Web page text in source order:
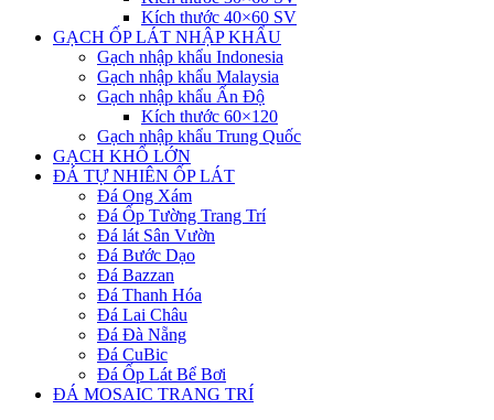
Kích thước 40×60 SV
GẠCH ỐP LÁT NHẬP KHẨU
Gạch nhập khẩu Indonesia
Gạch nhập khẩu Malaysia
Gạch nhập khẩu Ấn Độ
Kích thước 60×120
Gạch nhập khẩu Trung Quốc
GẠCH KHỔ LỚN
ĐÁ TỰ NHIÊN ỐP LÁT
Đá Ong Xám
Đá Ốp Tường Trang Trí
Đá lát Sân Vườn
Đá Bước Dạo
Đá Bazzan
Đá Thanh Hóa
Đá Lai Châu
Đá Đà Nẵng
Đá CuBic
Đá Ốp Lát Bể Bơi
ĐÁ MOSAIC TRANG TRÍ